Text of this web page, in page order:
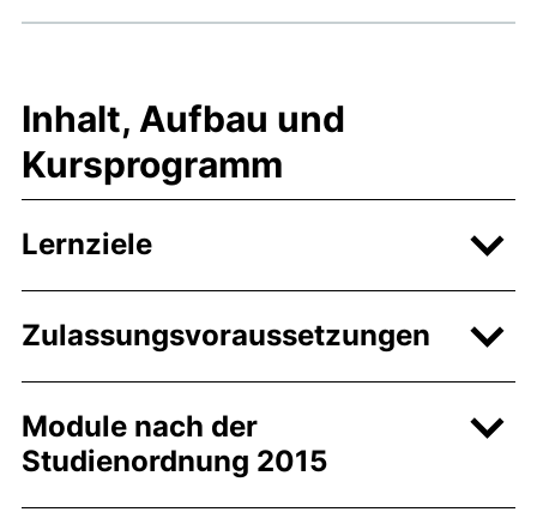
Inhalt, Aufbau und
Kursprogramm
Lernziele
Zulassungsvoraussetzungen
Module nach der
Studienordnung 2015